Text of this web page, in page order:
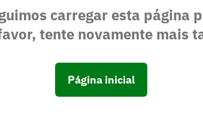
carregar esta página
tente novamente mais
Página inicial